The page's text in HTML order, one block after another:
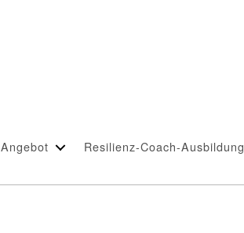
Angebot Resilienz-Coach-Ausbildung